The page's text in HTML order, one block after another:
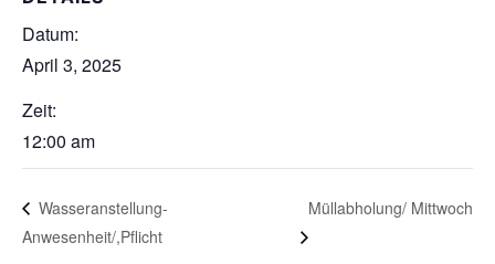
Datum:
April 3, 2025
Zeit:
12:00 am
Wasseranstellung-
Anwesenheit/,Pflicht
Müllabholung/ Mittwoch